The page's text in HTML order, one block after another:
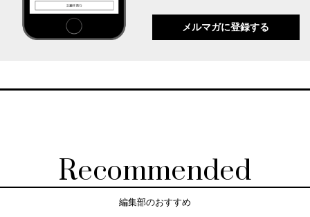
メルマガに登録する
Recommended
編集部のおすすめ